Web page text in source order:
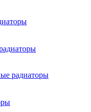
радиаторы